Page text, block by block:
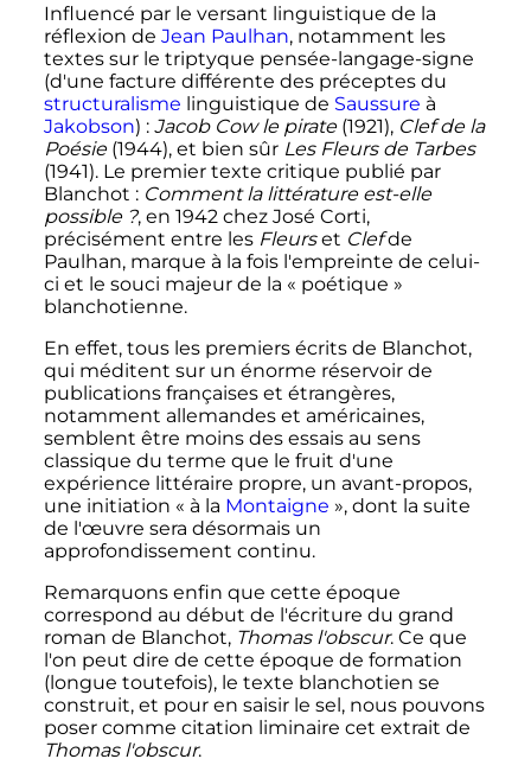
Influencé par le versant linguistique de la
réflexion de Jean Paulhan, notamment les
textes sur le triptyque pensée-langage-signe
(d'une facture différente des préceptes du
structuralisme linguistique de Saussure à
Jakobson) : Jacob Cow le pirate(1921), Clef de la
Poésie(1944), et bien sûr Les Fleurs de Tarbes
(1941). Le premier texte critique publié par
Blanchot : Comment la littérature est-elle
possible ?, en 1942 chez José Corti,
précisément entre les Fleurset Clefde
Paulhan, marque à la fois l'empreinte de celui-
ci et le souci majeur de la « poétique »
blanchotienne.
En effet, tous les premiers écrits de Blanchot,
qui méditent sur un énorme réservoir de
publications françaises et étrangères,
notamment allemandes et américaines,
semblent être moins des essais au sens
classique du terme que le fruit d'une
expérience littéraire propre, un avant-propos,
une initiation « à la Montaigne », dont la suite
de l'œuvre sera désormais un
approfondissement continu.
Remarquons enfin que cette époque
correspond au début de l'écriture du grand
roman de Blanchot, Thomas l'obscur. Ce que
l'on peut dire de cette époque de formation
(longue toutefois), le texte blanchotien se
construit, et pour en saisir le sel, nous pouvons
poser comme citation liminaire cet extrait de
Thomas l'obscur.